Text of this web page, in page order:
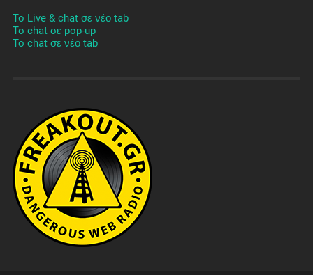
To Live & chat σε νέο tab
To chat σε pop-up
To chat σε νέο tab